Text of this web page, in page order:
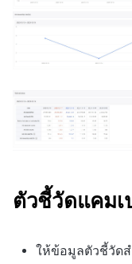
ตัวชี้วัดแคม
ให้ข้อมูลตัวชี้วัดส